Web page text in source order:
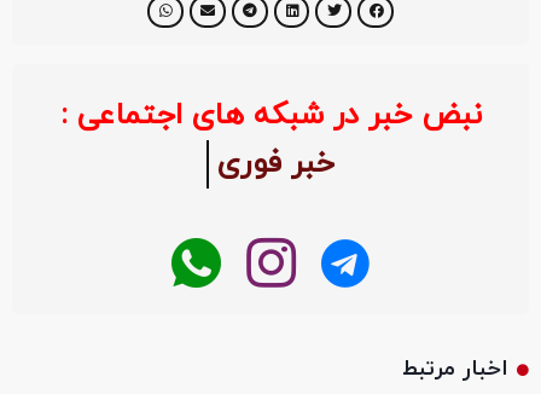
نبض خبر در شبکه های اجتماعی :
خبر فوری
اخبار مرتبط